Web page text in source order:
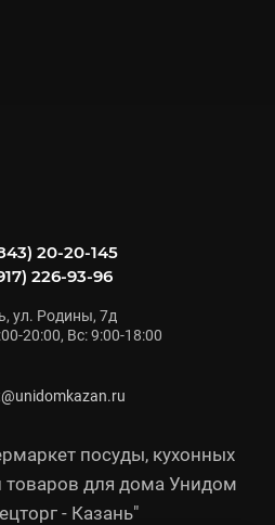
посуды, кухонных
товаров для дома Унидом
- Казань"
20-20-145
226-93-96
ул. Родины, 7д
20:00, Вс: 9:00-18:00